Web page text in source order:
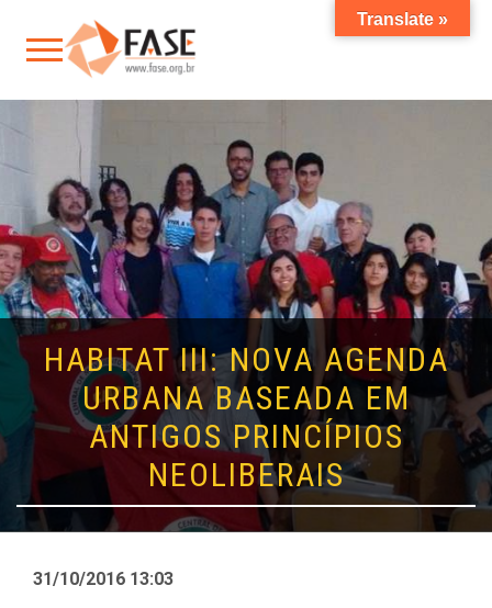
HABITAT III: NOVA AGENDA
URBANA BASEADA EM
ANTIGOS PRINCÍPIOS
NEOLIBERAIS
31/10/2016 13:03
Translate »